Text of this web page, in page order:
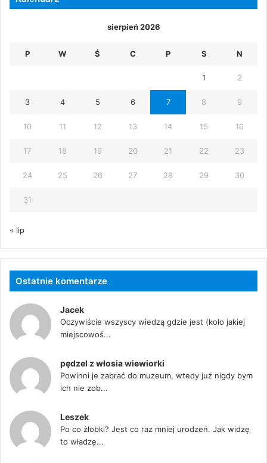
sierpień 2026
P W Ś C P S N
1 2
3 4 5 6 7 8 9
10 11 12 13 14 15 16
17 18 19 20 21 22 23
24 25 26 27 28 29 30
31
« lip
Ostatnie komentarze
Jacek
Oczywiście wszyscy wiedzą gdzie jest (koło jakiej
miejscowoś...
pędzel z włosia wiewiorki
Powinni je zabrać do muzeum, wtedy już nigdy bym
ich nie zob...
Leszek
Po co żłobki? Jest co raz mniej urodzeń. Jak widzę
to władzę...